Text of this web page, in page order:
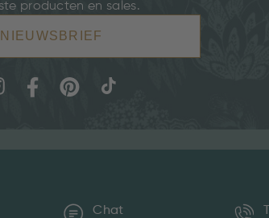
producten en sales.
NIEUWSBRIEF
Chat